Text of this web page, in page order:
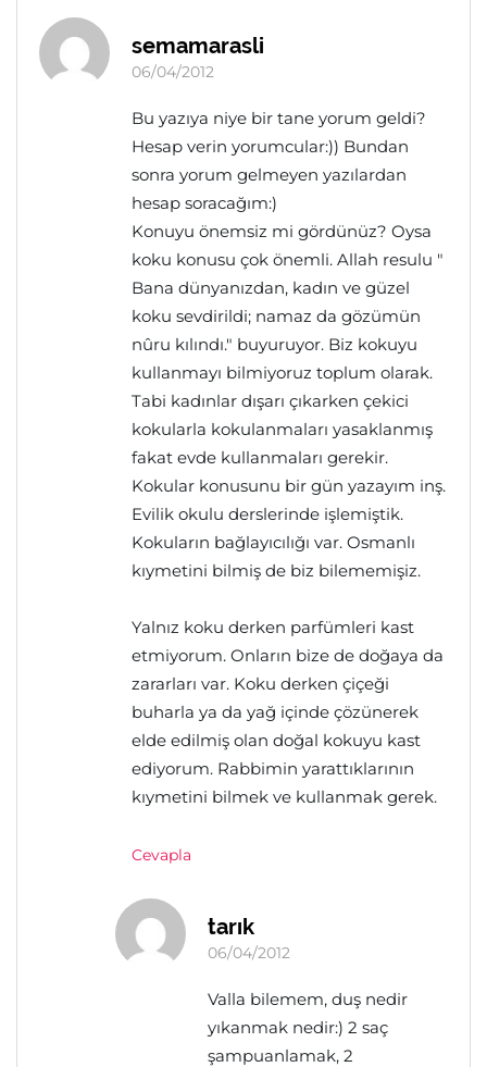
semamarasli
06/04/2012
Bu yazıya niye bir tane yorum geldi?
Hesap verin yorumcular:)) Bundan
sonra yorum gelmeyen yazılardan
hesap soracağım:)
Konuyu önemsiz mi gördünüz? Oysa
koku konusu çok önemli. Allah resulu "
Bana dünyanızdan, kadın ve güzel
koku sevdirildi; namaz da gözümün
nûru kılındı." buyuruyor. Biz kokuyu
kullanmayı bilmiyoruz toplum olarak.
Tabi kadınlar dışarı çıkarken çekici
kokularla kokulanmaları yasaklanmış
fakat evde kullanmaları gerekir.
Kokular konusunu bir gün yazayım inş.
Evilik okulu derslerinde işlemiştik.
Kokuların bağlayıcılığı var. Osmanlı
kıymetini bilmiş de biz bilememişiz.
Yalnız koku derken parfümleri kast
etmiyorum. Onların bize de doğaya da
zararları var. Koku derken çiçeği
buharla ya da yağ içinde çözünerek
elde edilmiş olan doğal kokuyu kast
ediyorum. Rabbimin yarattıklarının
kıymetini bilmek ve kullanmak gerek.
Cevapla
tarık
06/04/2012
Valla bilemem, duş nedir
yıkanmak nedir:) 2 saç
şampuanlamak, 2